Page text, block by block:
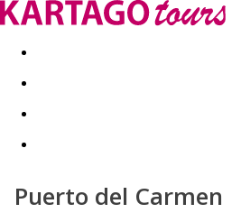
Last minute Dovolenkové kluby
Puerto del Carmen